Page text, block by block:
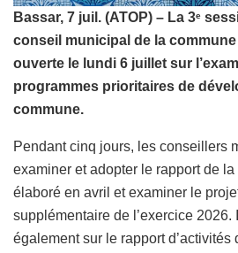
Bassar, 7 juil. (ATOP) – La 3e
conseil municipal de la commune
ouverte le lundi 6 juillet sur
programmes prioritaires de
commune.
Pendant cinq jours, les conseillers
examiner et adopter le rapport de la
élaboré en avril et examiner le
supplémentaire de l’exercice 2026.
également sur le rapport d’activités